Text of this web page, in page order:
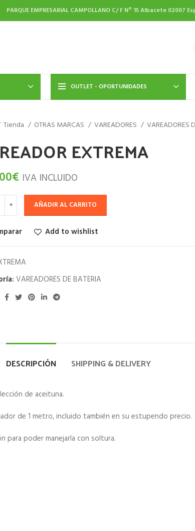
PARQUE EMPRESARIAL CAMPOLLANO C/ F Nº 15Albacete 02007
OUTLET - OPORTUNIDADES
Tienda OTRAS MARCAS VAREADORES VAREADORES
EXTREMA
€ IVA INCLUIDO
AÑADIR AL CARRITO
Add to wishlist
VAREADORES DE BATERIA
DESCRIPCIÓN SHIPPING & DELIVERY
de aceituna.
de 1 metro, incluido también en su estupendo precio.
para poder manejarla con soltura.